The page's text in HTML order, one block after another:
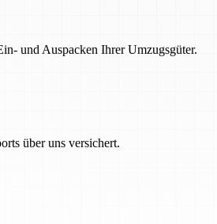
und Auspacken Ihrer Umzugsgüter.
über uns versichert.